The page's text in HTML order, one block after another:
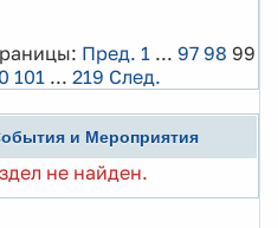
Пред. 1 ... 97 98 99
101 ... 219 След.
и Мероприятия
не найден.